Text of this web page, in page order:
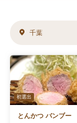
千葉
初選出
とんかつ バンブー